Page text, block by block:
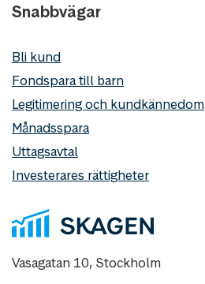
Snabbvägar
Bli kund
Fondspara till barn
Legitimering och kundkännedom
Månadsspara
Uttagsavtal
Investerares rättigheter
Vasagatan 10, Stockholm